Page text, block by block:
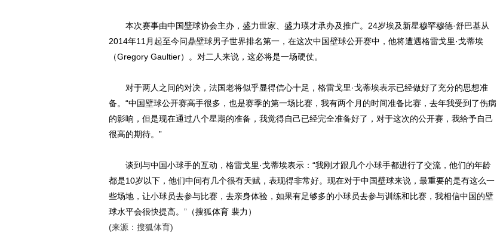
本次赛事由中国壁球协会主办，盛力世家、盛力瑛才承办及推广。24岁埃及新星穆罕穆德·舒巴基从
2014年11月起至今问鼎壁球男子世界排名第一，在这次中国壁球公开赛中，他将遭遇格雷戈里·戈蒂埃
（Gregory Gaultier）。对二人来说，这必将是一场硬仗。
对于两人之间的对决，法国老将似乎显得信心十足，格雷戈里·戈蒂埃表示已经做好了充分的思想准
备。“中国壁球公开赛高手很多，也是赛季的第一场比赛，我有两个月的时间准备比赛，去年我受到了伤病
的影响，但是现在通过八个星期的准备，我觉得自己已经完全准备好了，对于这次的公开赛，我给予自己
很高的期待。”
谈到与中国小球手的互动，格雷戈里·戈蒂埃表示：“我刚才跟几个小球手都进行了交流，他们的年龄
都是10岁以下，他们中间有几个很有天赋，表现得非常好。现在对于中国壁球来说，最重要的是有这么一
些场地，让小球员去参与比赛，去亲身体验，如果有足够多的小球员去参与训练和比赛，我相信中国的壁
球水平会很快提高。”（搜狐体育 裴力）
(来源：搜狐体育)